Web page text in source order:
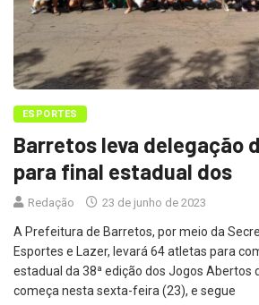
ESPORTES
Barretos leva delegação
para final estadual dos
Redação 23 de junho de 2023
A Prefeitura de Barretos, por meio da
Esportes e Lazer, levará 64 atletas para
estadual da 38ª edição dos Jogos Abertos
começa nesta sexta-feira (23), e segue